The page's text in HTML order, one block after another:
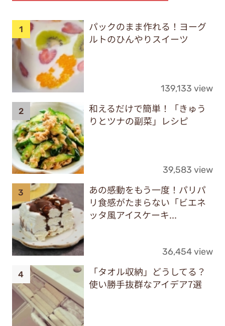
パックのまま作れる！ヨーグ
ルトのひんやりスイーツ
139,133 view
和えるだけで簡単！「きゅう
りとツナの副菜」レシピ
39,583 view
あの感動をもう一度！パリパ
リ食感がたまらない「ビエネ
ッタ風アイスケーキ...
36,454 view
「タオル収納」どうしてる？
使い勝手抜群なアイデア7選